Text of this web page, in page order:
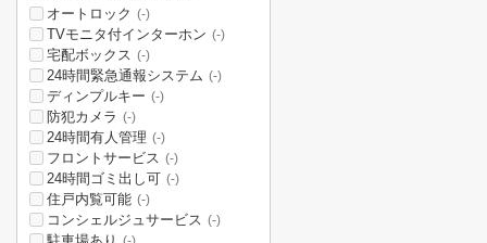
オートロック (-)
TVモニタ付インターホン (-)
宅配ボックス (-)
24時間緊急通報システム (-)
ディンプルキー (-)
防犯カメラ (-)
24時間有人管理 (-)
フロントサービス (-)
24時間ゴミ出し可 (-)
住戸内覧可能 (-)
コンシェルジュサービス (-)